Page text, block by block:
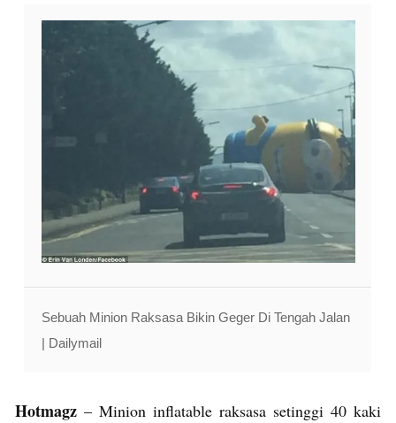
Sebuah Minion Raksasa Bikin Geger Di Tengah Jalan
| Dailymail
Hotmagz – Minion inflatable raksasa setinggi 40 kaki